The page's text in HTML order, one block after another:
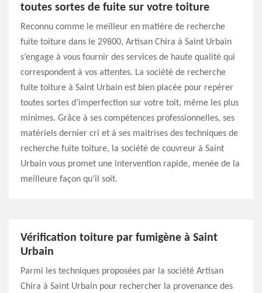
toutes sortes de fuite sur votre toiture
Reconnu comme le meilleur en matière de recherche
fuite toiture dans le 29800, Artisan Chira à Saint Urbain
s’engage à vous fournir des services de haute qualité qui
correspondent à vos attentes. La société de recherche
fuite toiture à Saint Urbain est bien placée pour repérer
toutes sortes d’imperfection sur votre toit, même les plus
minimes. Grâce à ses compétences professionnelles, ses
matériels dernier cri et à ses maitrises des techniques de
recherche fuite toiture, la société de couvreur à Saint
Urbain vous promet une intervention rapide, menée de la
meilleure façon qu’il soit.
Vérification toiture par fumigène à Saint
Urbain
Parmi les techniques proposées par la société Artisan
Chira à Saint Urbain pour rechercher la provenance des